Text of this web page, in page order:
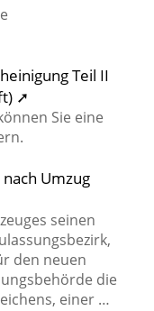
Teil II
➚
Sie eine
Umzug
seinen
den neuen
die
einer …